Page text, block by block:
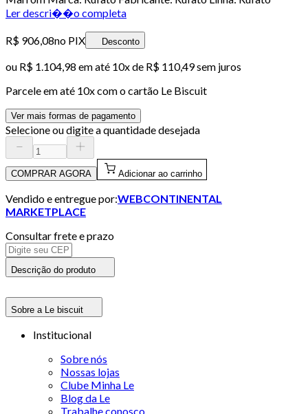
Ler descri��o completa
R$ 906,08no PIX Desconto
ou R$ 1.104,98 em até 10x de R$ 110,49 sem juros
Parcele em até 10x com o cartão Le Biscuit
Ver mais formas de pagamento
Selecione ou digite a quantidade desejada
COMPRAR AGORA Adicionar ao carrinho
Vendido e entregue por:WEBCONTINENTAL
MARKETPLACE
Consultar frete e prazo
Descrição do produto
Sobre a Le biscuit
Institucional
Sobre nós
Nossas lojas
Clube Minha Le
Blog da Le
Trabalhe conosco